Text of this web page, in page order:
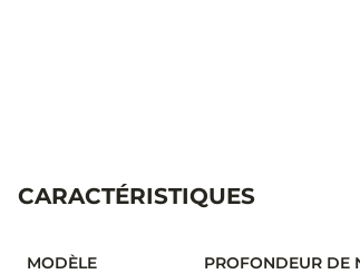
CARACTÉRISTIQUES
MODÈLE PROFONDEUR DE